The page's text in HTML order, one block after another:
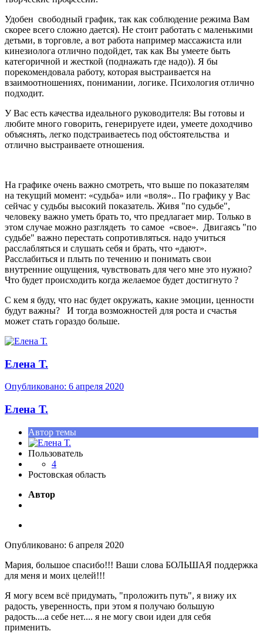
Удобен свободный график, так как соблюдение режима Вам
скорее всего сложно дается). Не стоит работать с маленькими
детьми, в торговле, а вот работа например массажиста или
кинезиолога отлично подойдет, так как Вы умеете быть
категоричной и жесткой (поднажать где надо)). Я бы
порекомендовала работу, которая выстраивается на
взаимоотношениях, понимании, логике. Психология отлично
подходит.
У Вас есть качества идеального руководителя: Вы готовы и
любите много говорить, генерируете идеи, умеете доходчиво
объяснять, легко подстраиваетесь под обстоятельства и
отлично выстраиваете отношения.
На графике очень важно смотреть, что выше по показателям
на текущий момент: «судьба» или «воля».. По графику у Вас
сейчас у судьбы высокий показатель. Живя "по судьбе",
человеку важно уметь брать то, что предлагает мир. Только в
этом случае можно разглядеть то самое «свое». Двигаясь "по
судьбе" важно перестать сопротивляться. надо учиться
расслабляться и слушать себя и брать, что «дают».
Расслабиться и плыть по течению и понимать свои
внутренние ощущения, чувствовать для чего мне это нужно?
Что будет происходить когда желаемое будет достигнуто ?
С кем я буду, что нас будет окружать, какие эмоции, ценности
будут важны? И тогда возможностей для роста и счастья
может стать гораздо больше.
Елена Т.
Опубликовано: 6 апреля 2020
Елена Т.
Автор темы
Пользователь
4
Ростовская область
Автор
Опубликовано: 6 апреля 2020
Мария, большое спасибо!!! Ваши слова БОЛЬШАЯ поддержка
для меня и моих целей!!!
Я могу всем всё придумать, "проложить путь", я вижу их
радость, уверенность, при этом я получаю большую
радость....а себе нет.... я не могу свои идеи для себя
применить.